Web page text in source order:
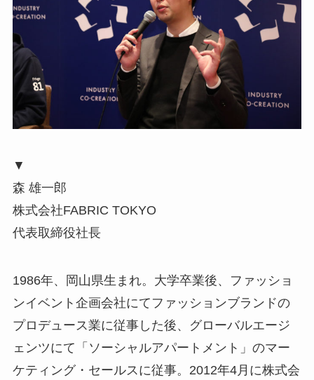
▼
森 雄一郎
株式会社FABRIC TOKYO
代表取締役社長
1986年、岡山県生まれ。大学卒業後、ファッショ
ンイベント企画会社にてファッションブランドの
プロデュース業に従事した後、グローバルエージ
ェンツにて「ソーシャルアパートメント」のマー
ケティング・セールスに従事。2012年4月に株式会